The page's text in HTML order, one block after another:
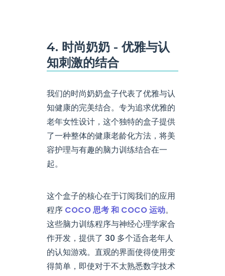
4. 时尚奶奶 - 优雅与认
知刺激的结合
我们的时尚奶奶盒子代表了优雅与认
知健康的完美结合。专为追求优雅的
老年女性设计，这个独特的盒子提供
了一种整体的健康老龄化方法，将美
容护理与有趣的脑力训练结合在一
起。
这个盒子的核心在于订阅我们的应用
程序 COCO 思考 和 COCO 运动。
这些脑力训练程序与神经心理学家合
作开发，提供了 30 多个适合老年人
的认知游戏。直观的界面使得使用变
得简单，即使对于不太熟悉数字技术